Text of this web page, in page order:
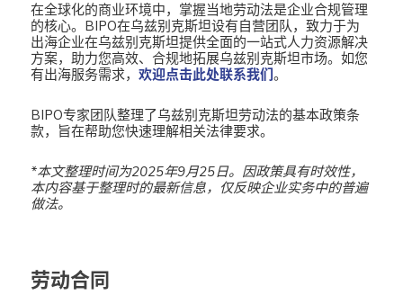
在全球化的商业环境中，掌握当地劳动法是企业合规管理
的核心。BIPO在乌兹别克斯坦设有自营团队，致力于为
出海企业在乌兹别克斯坦提供全面的一站式人力资源解决
方案，助力您高效、合规地拓展乌兹别克斯坦市场。如您
有出海服务需求， 欢迎点击此处联系我们。
BIPO专家团队整理了乌兹别克斯坦劳动法的基本政策条
款，旨在帮助您快速理解相关法律要求。
*本文整理时间为2025年9月25日。 因政策具有时效性，
本内容基于整理时的最新信息，仅反映企业实务中的普遍
做法。
劳动合同